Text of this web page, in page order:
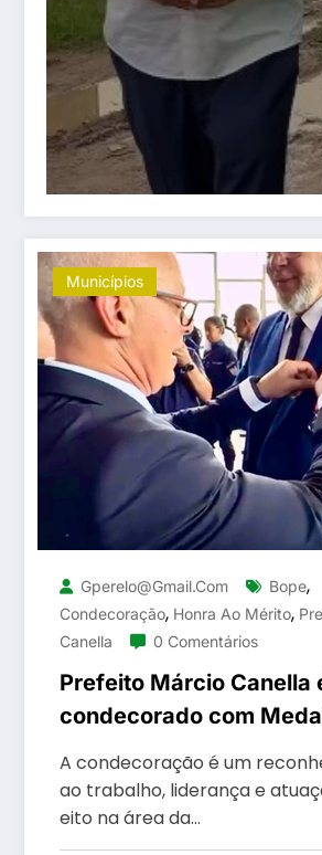
Municípios
Gperelo@gmail.com Bope,
Condecoração, Honra Ao Mérito,
Canella
0 Comentários
Prefeito Márcio Canella
condecorado com
Honra ao Mérito do BOPE
A condecoração é um
ao trabalho, liderança e
eito na área da…